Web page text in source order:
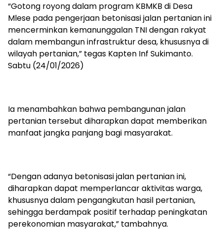
“Gotong royong dalam program KBMKB di Desa
Mlese pada pengerjaan betonisasi jalan pertanian ini
mencerminkan kemanunggalan TNI dengan rakyat
dalam membangun infrastruktur desa, khususnya di
wilayah pertanian,” tegas Kapten Inf Sukimanto.
Sabtu (24/01/2026)
Ia menambahkan bahwa pembangunan jalan
pertanian tersebut diharapkan dapat memberikan
manfaat jangka panjang bagi masyarakat.
“Dengan adanya betonisasi jalan pertanian ini,
diharapkan dapat memperlancar aktivitas warga,
khususnya dalam pengangkutan hasil pertanian,
sehingga berdampak positif terhadap peningkatan
perekonomian masyarakat,” tambahnya.